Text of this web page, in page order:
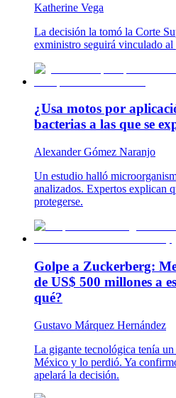
Katherine Vega
La decisión la tomó la Corte
exministro seguirá vinculado
¿Usa motos por
bacterias a las que se
Alexander Gómez Naranjo
Un estudio halló
analizados. Expertos explican
protegerse.
Golpe a Zuckerberg:
de US$ 500 millones a
qué?
Gustavo Márquez Hernández
La gigante tecnológica tenía
México y lo perdió. Ya
apelará la decisión.